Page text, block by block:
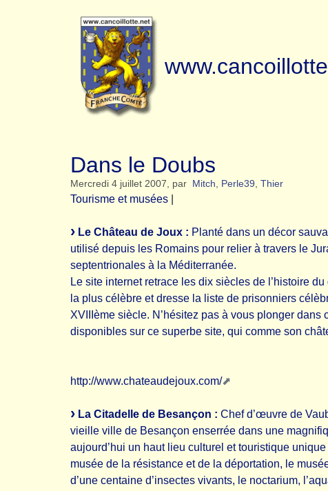
Dans le Doubs
Mercredi 4 juillet 2007, par Mitch, Perle39, Thier
Tourisme et musées
Le Château de Joux : Planté dans un décor
utilisé depuis les Romains pour relier à travers le
septentrionales à la Méditerranée.
Le site internet retrace les dix siècles de l’histoire
la plus célèbre et dresse la liste de prisonniers
XVIIIème siècle. N’hésitez pas à vous plonger
disponibles sur ce superbe site, qui comme son
http://www.chateaudejoux.com/
La Citadelle de Besançon : Chef d’œuvre de
vieille ville de Besançon enserrée dans une
aujourd’hui un haut lieu culturel et touristique
musée de la résistance et de la déportation, le
d’une centaine d’insectes vivants, le noctarium,